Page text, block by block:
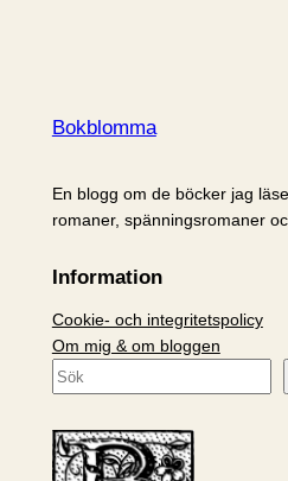
Bokblomma
En blogg om de böcker jag
romaner, spänningsromaner
Information
Cookie- och integritetspolicy
Om mig & om bloggen
S
k